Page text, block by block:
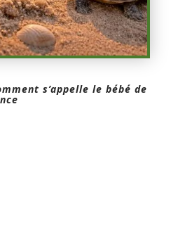
s’appelle le bébé de